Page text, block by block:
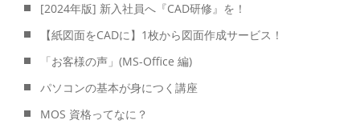
[2024年版] 新入社員へ『CAD研修』を！
【紙図面をCADに】1枚から図面作成サービス！
「お客様の声」(MS-Office 編)
パソコンの基本が身につく講座
MOS 資格ってなに？